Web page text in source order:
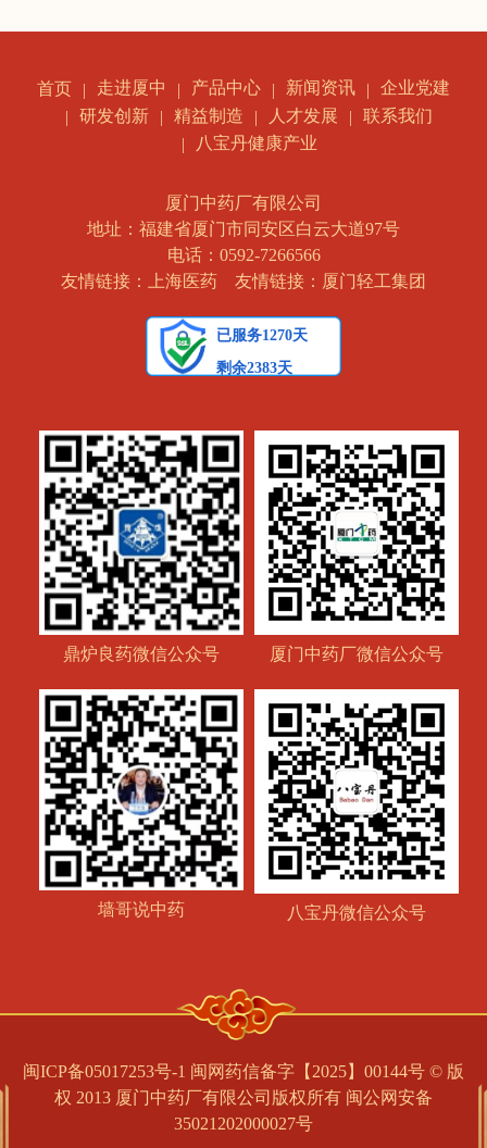
首页 走进厦中 产品中心 新闻资讯
企业党建
研发创新
精益制造 人才发展
联系我们
八宝丹健康产业
厦门中药厂有限公司
地址：福建省厦门市同安区白云大道97号
电话：0592-7266566
友情链接：上海医药
友情链接：厦门轻工集团
鼎炉良药微信公众号 厦门中药厂微信公众号
墙哥说中药 八宝丹微信公众号
闽ICP备05017253号-1 闽网药信备字【2025】00144号 © 版
权 2013 厦门中药厂有限公司版权所有 闽公网安备
35021202000027号